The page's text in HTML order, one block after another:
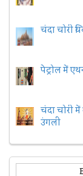
चंदा चोरी
पेट्रोल में
चंदा चोरी
उंगली